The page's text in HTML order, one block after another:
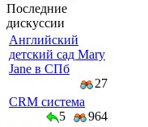
Последние
дискуссии
Английский
детский сад Mary
Jane в СПб
27
CRM система
5
964